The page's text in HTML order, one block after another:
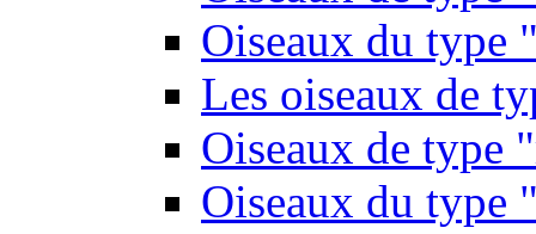
Oiseaux du type
Les oiseaux de
Oiseaux de type
Oiseaux du type